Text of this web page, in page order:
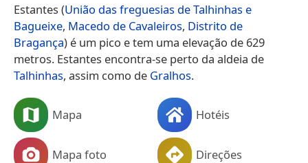
Estantes (União das freguesias de Talhinhas e
Bagueixe, Macedo de Cavaleiros, Distrito de
Bragança) é um pico e tem uma elevação de 629
metros. Estantes encontra-se perto da aldeia de
Talhinhas, assim como de Gralhos.
Mapa Hotéis
Mapa foto Direções